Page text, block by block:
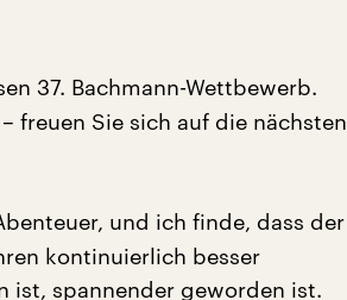
37. Bachmann-Wettbewerb.
freuen Sie sich auf die nächsten
und ich finde, dass der
kontinuierlich besser
ist, spannender geworden ist.